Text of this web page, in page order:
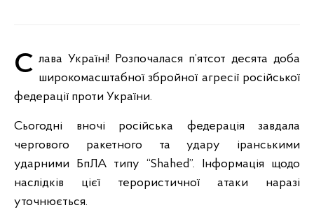
Слава Україні! Розпочалася п’ятсот десята доба широкомасштабної збройної агресії російської
федерації проти України.
Сьогодні вночі російська федерація завдала
чергового ракетного та удару іранськими
ударними БпЛА типу “Shahed”. Інформація щодо
наслідків цієї терористичної атаки наразі
уточнюється.